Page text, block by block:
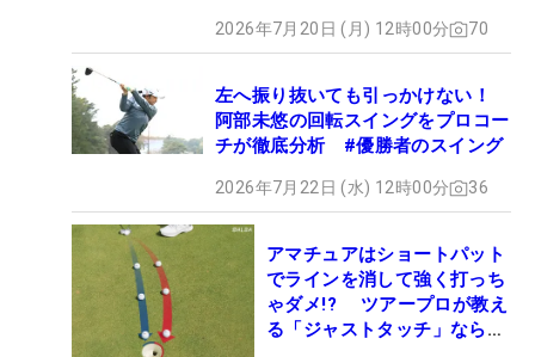
2026年7月20日 (月) 12時00分 70
左へ振り抜いても引っかけない！
阿部未悠の回転スイングをプロコー
チが徹底分析 #優勝者のスイング
2026年7月22日 (水) 12時00分 36
アマチュアはショートパット
でラインを消して強く打っち
ゃダメ!? ツアープロが教え
る「ジャストタッチ」なら3